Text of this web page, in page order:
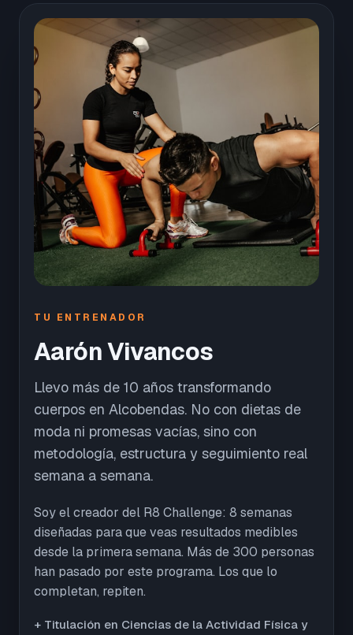
TU ENTRENADOR
Aarón Vivancos
Llevo más de 10 años transformando
cuerpos en Alcobendas. No con dietas de
moda ni promesas vacías, sino con
metodología, estructura y seguimiento real
semana a semana.
Soy el creador del R8 Challenge: 8 semanas
diseñadas para que veas resultados medibles
desde la primera semana. Más de 300 personas
han pasado por este programa. Los que lo
completan, repiten.
+ Titulación en Ciencias de la Actividad Física y